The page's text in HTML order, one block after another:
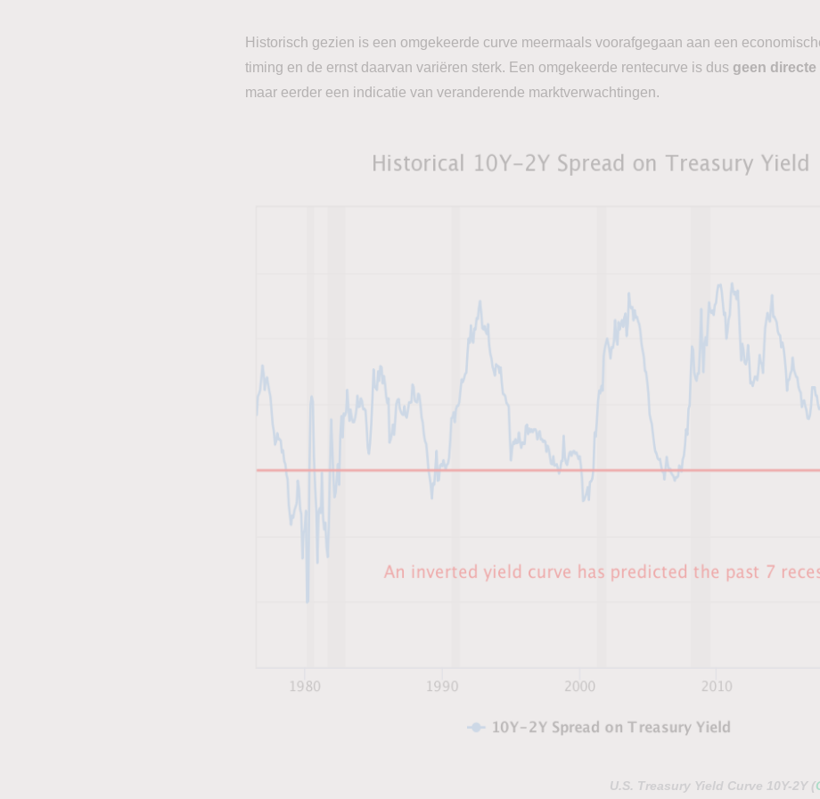
Historisch gezien is een omgekeerde curve meermaals voorafgegaan aan een
timing en de ernst daarvan variëren sterk. Een omgekeerde rentecurve is dus geen
maar eerder een indicatie van veranderende marktverwachtingen.
U.S. Treasury Yield Curve 10Y-2Y (